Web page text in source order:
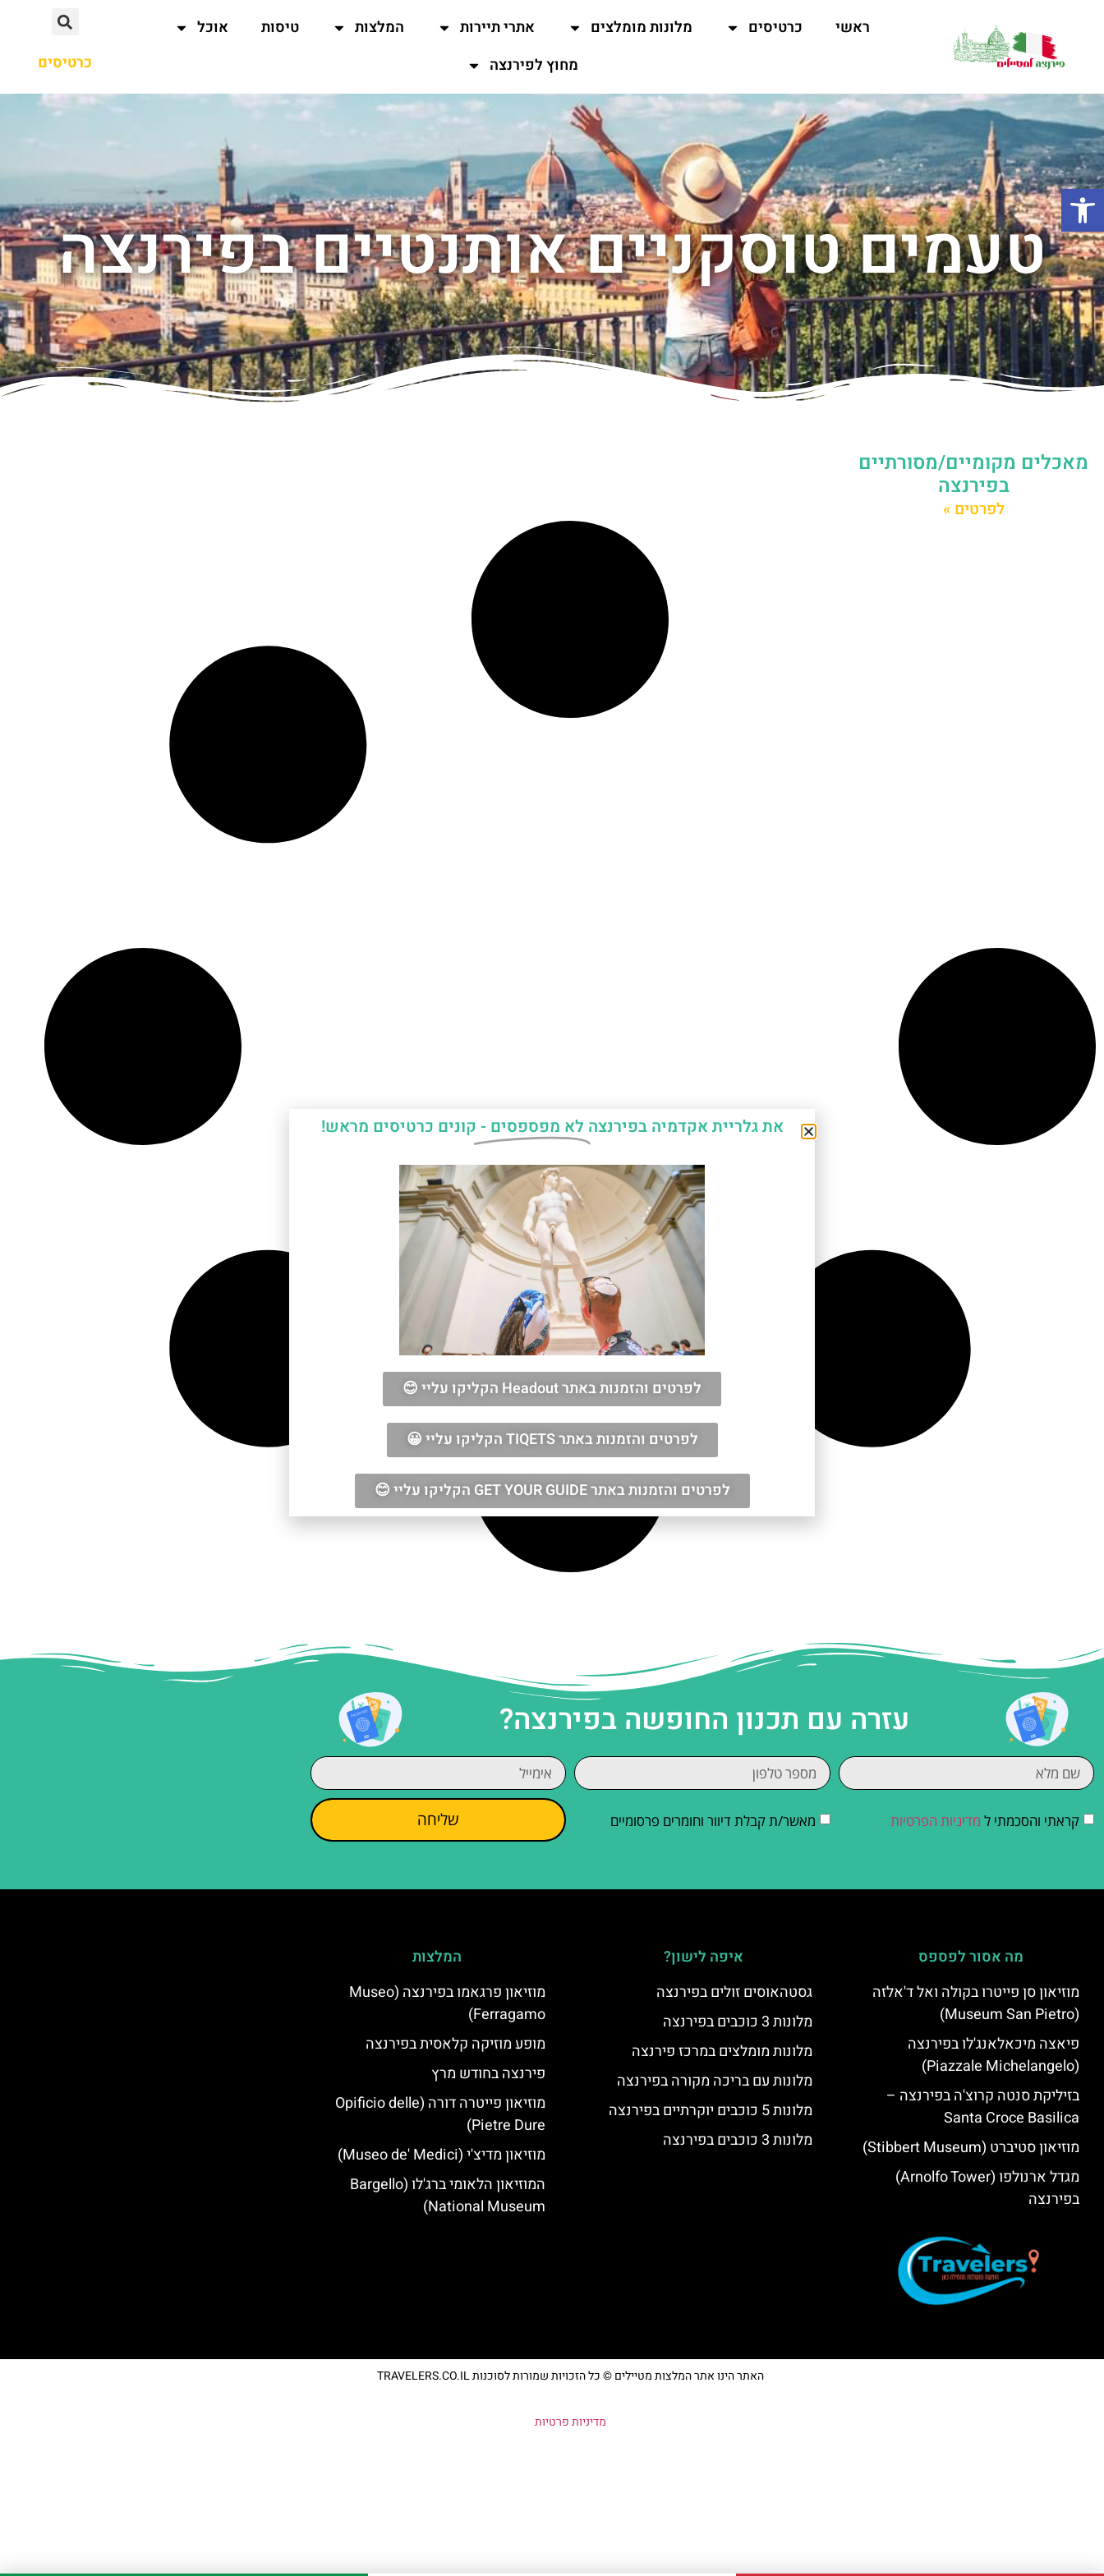
ראשי כרטיסים מלונות מומלצים אתרי תיירות המלצות טיסות
אוכל
מחוץ לפירנצה
כרטיסים
טעמים טוסקניים אותנטיים בפירנצה
מאכלים מקומיים/מסורתיים
בפירנצה
לפרטים »
עזרה עם תכנון החופשה בפירנצה?
קראתי והסכמתי ל מדיניות הפרטיות מאשר/ת קבלת דיוור וחומרים פרסומיים שליחה
מה אסור לפספס
מוזיאון סן פייטרו בקולה ואל ד'אלזה
(Museum San Pietro)
פיאצה מיכאלאנג'לו בפירנצה
(Piazzale Michelangelo)
בזיליקת סנטה קרוצ'ה בפירנצה –
Santa Croce Basilica
מוזיאון סטיברט (Stibbert Museum)
מגדל ארנולפו (Arnolfo Tower)
בפירנצה
איפה לישון?
גסטהאוסים זולים בפירנצה
מלונות 3 כוכבים בפירנצה
מלונות מומלצים במרכז פירנצה
מלונות עם בריכה מקורה בפירנצה
מלונות 5 כוכבים יוקרתיים בפירנצה
מלונות 3 כוכבים בפירנצה
המלצות
מוזיאון פרגאמו בפירנצה (Museo
Ferragamo)
מופע מוזיקה קלאסית בפירנצה
פירנצה בחודש מרץ
מוזיאון פייטרה דורה (Opificio delle
Pietre Dure)
מוזיאון מדיצ'י (Museo de' Medici)
המוזיאון הלאומי ברג'לו (Bargello
National Museum)
האתר הינו אתר המלצות מטיילים © כל הזכויות שמורות לסוכנות TRAVELERS.CO.IL
מדיניות פרטיות
פתח סרגל נגישות
את גלריית אקדמיה בפירנצה לא מפספסים - קונים כרטיסים מראש!
לפרטים והזמנות באתר Headout הקליקו עליי 😊
לפרטים והזמנות באתר TIQETS הקליקו עליי 😀
לפרטים והזמנות באתר GET YOUR GUIDE הקליקו עליי 😊